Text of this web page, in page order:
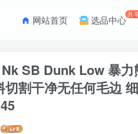
网站首页 选品中心共
Nk SB Dunk Low 暴
切割干净无任何毛边